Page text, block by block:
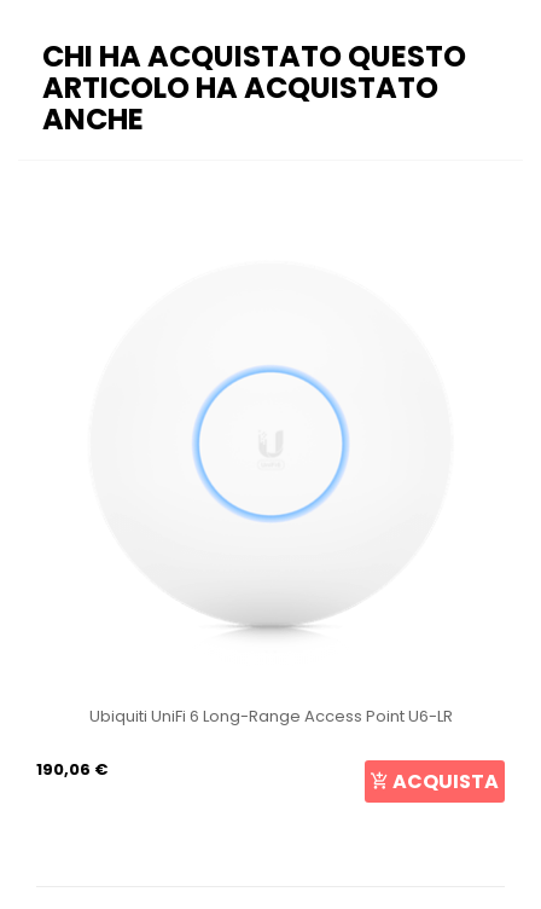
CHI HA ACQUISTATO QUESTO
ARTICOLO HA ACQUISTATO
ANCHE
Ubiquiti UniFi 6 Long-Range Access Point U6-LR
190,06 € ACQUISTA